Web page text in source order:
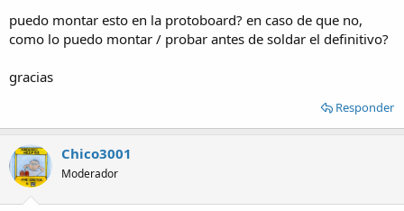
puedo montar esto en la protoboard? en caso de que no,
como lo puedo montar / probar antes de soldar el definitivo?
gracias
Responder
Chico3001
Moderador